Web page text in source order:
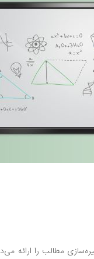
مطالب را ارائه